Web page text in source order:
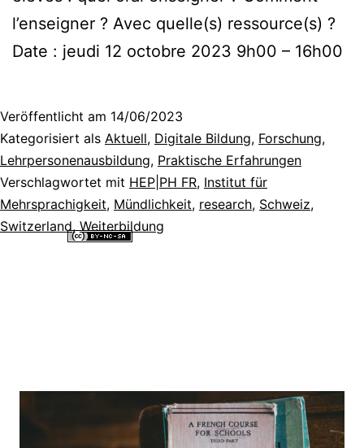
l’enseigner ? Avec quelle(s) ressource(s) ?
Date : jeudi 12 octobre 2023 9h00 – 16h00
Veröffentlicht am 14/06/2023
Kategorisiert als Aktuell, Digitale Bildung, Forschung,
Lehrpersonenausbildung, Praktische Erfahrungen
Verschlagwortet mit HEP|PH FR, Institut für
Mehrsprachigkeit, Mündlichkeit, research, Schweiz,
Switzerland, Weiterbildung